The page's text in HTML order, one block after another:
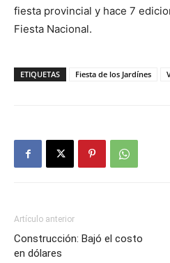
fiesta provincial y hace 7
Fiesta Nacional.
ETIQUETAS Fiesta de los Jardínes
Artículo anterior
Construcción: Bajó el costo
en dólares